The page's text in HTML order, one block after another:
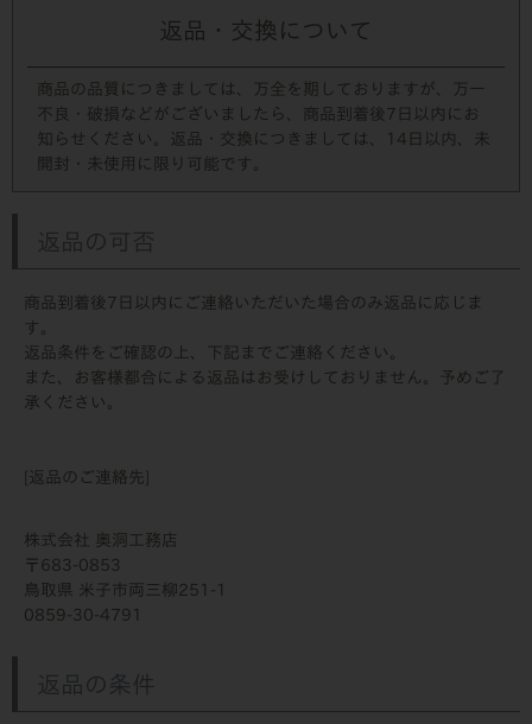
返品・交換について
商品の品質につきましては、万全を期しておりますが、万一
不良・破損などがございましたら、商品到着後7日以内にお
知らせください。返品・交換につきましては、14日以内、未
開封・未使用に限り可能です。
返品の可否
商品到着後7日以内にご連絡いただいた場合のみ返品に応じま
す。
返品条件をご確認の上、下記までご連絡ください。
また、お客様都合による返品はお受けしておりません。予めご了
承ください。
[返品のご連絡先]
株式会社 奥洞工務店
683-0853
鳥取県 米子市両三柳251-1
0859-30-4791
返品の条件